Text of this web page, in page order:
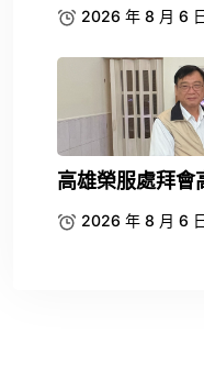
2026 年 8 月 6
高雄榮服處拜會
2026 年 8 月 6